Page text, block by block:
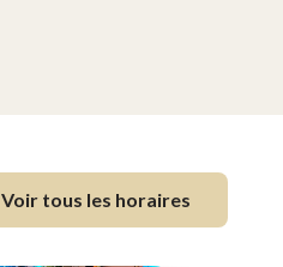
Voir tous les horaires